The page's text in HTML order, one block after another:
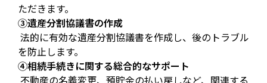
ただきます。
③遺産分割協議書の作成
法的に有効な遺産分割協議書を作成し、後のトラブル
を防止します。
④相続手続きに関する総合的なサポート
不動産の名義変更、預貯金の払い戻しなど、関連する